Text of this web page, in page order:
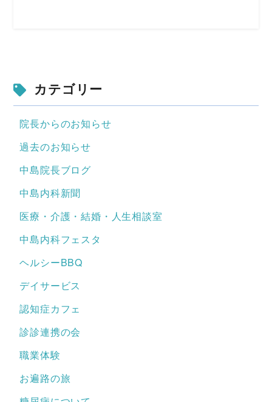
カテゴリー
院長からのお知らせ
過去のお知らせ
中島院長ブログ
中島内科新聞
医療・介護・結婚・人生相談室
中島内科フェスタ
ヘルシーBBQ
デイサービス
認知症カフェ
診診連携の会
職業体験
お遍路の旅